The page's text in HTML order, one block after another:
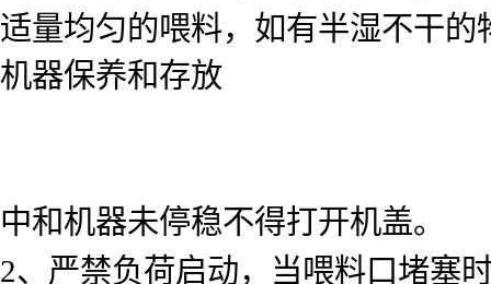
适量均匀的喂料，如有半湿不干
机器保养和存放
中和机器未停稳不得打开机盖。
2、严禁负荷启动，当喂料口堵塞